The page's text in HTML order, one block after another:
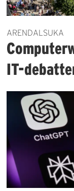
ARENDALSUKA
IT-